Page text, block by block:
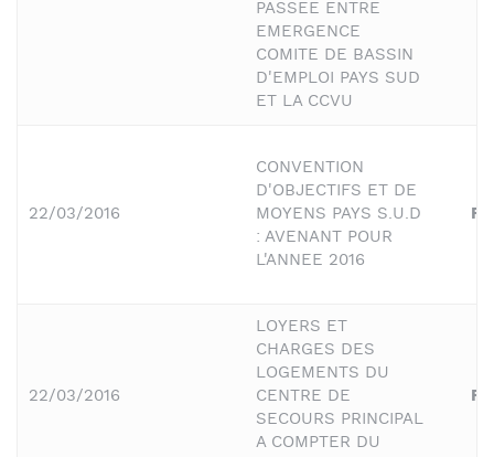
PASSEE ENTRE
EMERGENCE
COMITE DE BASSIN
D'EMPLOI PAYS SUD
ET LA CCVU
22/03/2016
CONVENTION
D'OBJECTIFS ET DE
MOYENS PAYS S.U.D
: AVENANT POUR
L'ANNEE 2016
22/03/2016
LOYERS ET
CHARGES DES
LOGEMENTS DU
CENTRE DE
SECOURS PRINCIPAL
A COMPTER DU